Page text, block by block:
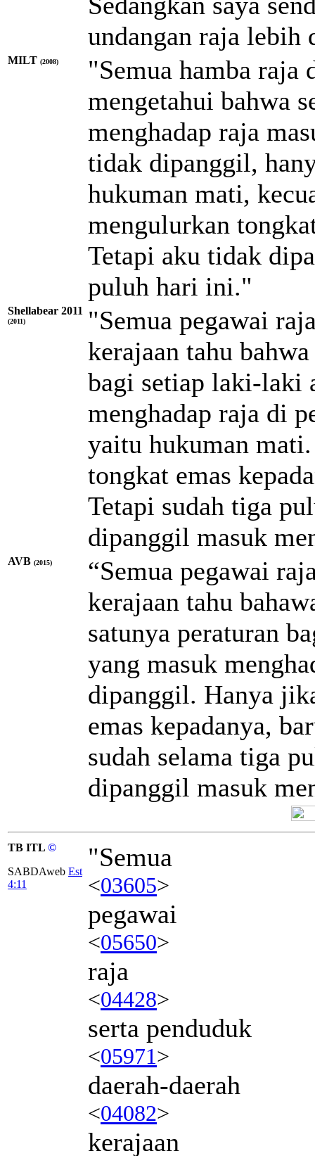
undangan raja lebih
MILT (2008)
"Semua hamba raja
mengetahui bahwa
menghadap raja
tidak dipanggil,
hukuman mati,
mengulurkan
Tetapi aku tidak
puluh hari ini."
Shellabear 2011
(2011)
"Semua pegawai
kerajaan tahu
bagi setiap laki-laki
menghadap raja di
yaitu hukuman
tongkat emas
Tetapi sudah tiga
dipanggil masuk
AVB (2015)
“Semua pegawai
kerajaan tahu
satunya peraturan
yang masuk
dipanggil. Hanya
emas kepadanya,
sudah selama tiga
dipanggil masuk
TB ITL ©
SABDAweb Est
4:11
"Semua
<03605>
pegawai
<05650>
raja
<04428>
serta penduduk
<05971>
daerah-daerah
<04082>
kerajaan